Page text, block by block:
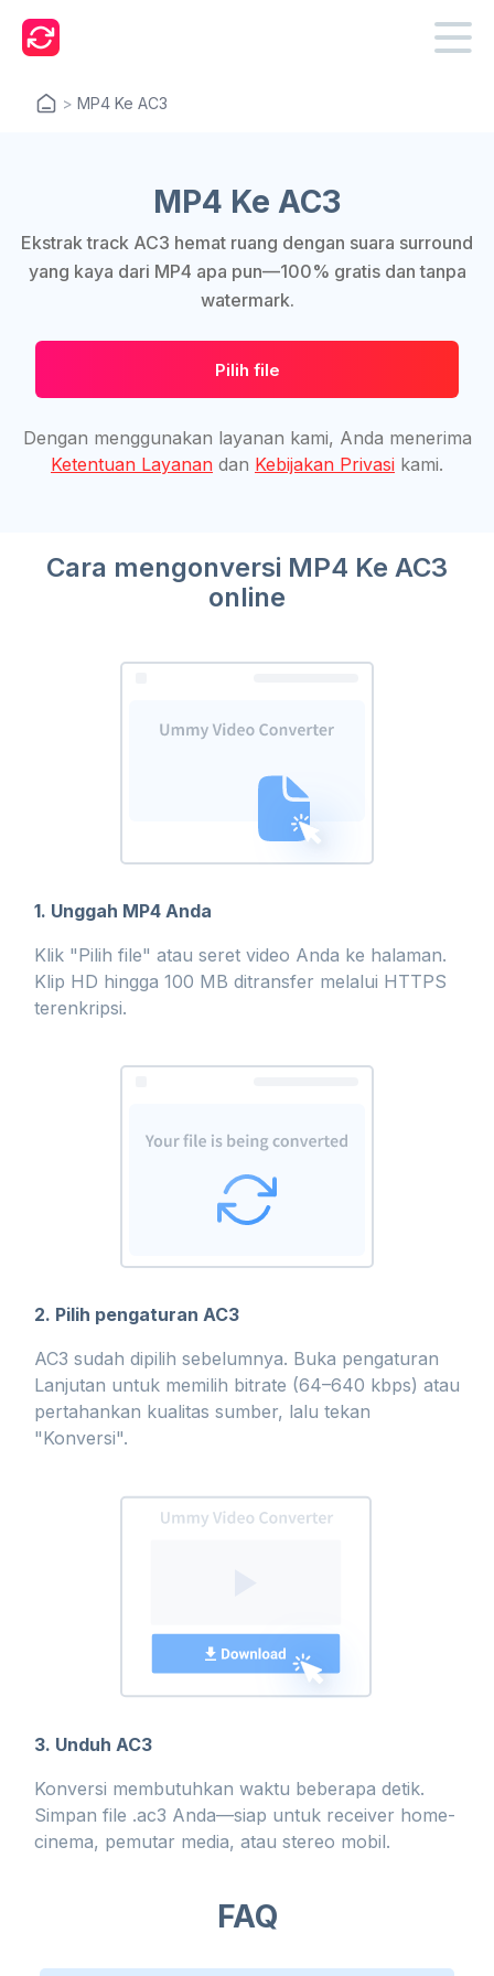
> MP4 Ke AC3
MP4 Ke AC3
Ekstrak track AC3 hemat ruang dengan suara surround
yang kaya dari MP4 apa pun—100% gratis dan tanpa
watermark.
Pilih file
Dengan menggunakan layanan kami, Anda menerima
Ketentuan Layanan dan Kebijakan Privasi kami.
Cara mengonversi MP4 Ke AC3
online
1. Unggah MP4 Anda
Klik "Pilih file" atau seret video Anda ke halaman.
Klip HD hingga 100 MB ditransfer melalui HTTPS
terenkripsi.
2. Pilih pengaturan AC3
AC3 sudah dipilih sebelumnya. Buka pengaturan
Lanjutan untuk memilih bitrate (64–640 kbps) atau
pertahankan kualitas sumber, lalu tekan
"Konversi".
3. Unduh AC3
Konversi membutuhkan waktu beberapa detik.
Simpan file .ac3 Anda—siap untuk receiver home-
cinema, pemutar media, atau stereo mobil.
FAQ